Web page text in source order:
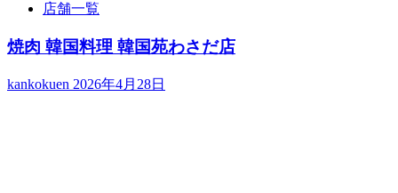
店舗一覧
焼肉 韓国料理 韓国苑わさだ店
kankokuen 2026年4月28日